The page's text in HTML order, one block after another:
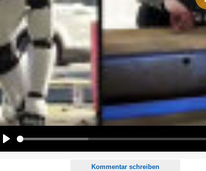
Kommentar schreiben
Name:
E-Mail-Adresse (optional):
Kommentar:
Alle HTML-Tags außer <br>, <strike> und <i> werden aus Deinem Kommentar entfernt.
URLs werden automatisch umgewandelt. Bitte verwende "www." oder "http://" in URLs
Ich möchte eine E-Mail, wenn auf dieser Seite weitere Kommentare erscheinen.